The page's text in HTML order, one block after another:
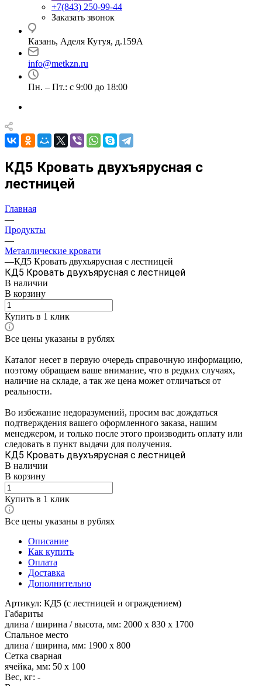
+7(843) 250-99-44
Заказать звонок
Казань, Аделя Кутуя, д.159А
info@metkzn.ru
Пн. – Пт.: с 9:00 до 18:00
КД5 Кровать двухъярусная с
лестницей
Главная
—
Продукты
—
Металлические кровати
—КД5 Кровать двухъярусная с лестницей
КД5 Кровать двухъярусная с лестницей
В наличии
В корзину
Купить в 1 клик
Все цены указаны в рублях
Каталог несет в первую очередь справочную информацию,
поэтому обращаем ваше внимание, что в редких случаях,
наличие на складе, а так же цена может отличаться от
реальности.
Во избежание недоразумений, просим вас дождаться
подтверждения вашего оформленного заказа, нашим
менеджером, и только после этого производить оплату или
следовать в пункт выдачи для получения.
КД5 Кровать двухъярусная с лестницей
В наличии
В корзину
Купить в 1 клик
Все цены указаны в рублях
Описание
Как купить
Оплата
Доставка
Дополнительно
Артикул: КД5 (с лестницей и ограждением)
Габариты
длина / ширина / высота, мм: 2000 х 830 х 1700
Спальное место
длина / ширина, мм: 1900 х 800
Сетка сварная
ячейка, мм: 50 х 100
Вес, кг: -